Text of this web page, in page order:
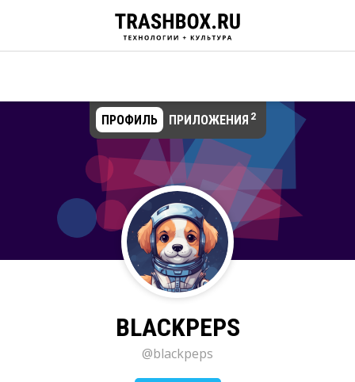
ПРОФИЛЬ ПРИЛОЖЕНИЯ 2
BLACKPEPS
@blackpeps